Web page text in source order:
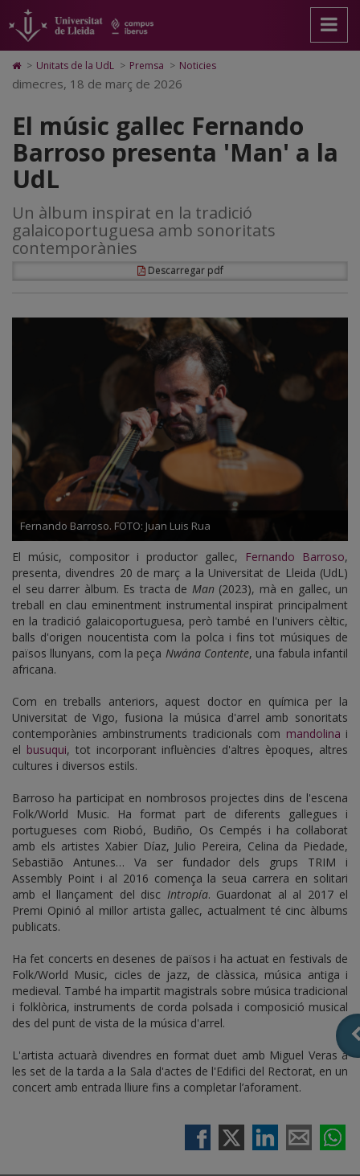
músic
gallec
Fernando
Barroso
presenta
'Man'
la
UdL
pàgina
principal.
Universitat
Lleida
contingut
principal
Mapa
Web.
Universitat
Cerca
Accessibilitat.
Universitat
Lleida
Icono
de
Home
ir
a
la
página
de
inicio
> Unitats de la UdL > Premsa > Noticies
dimecres, 18 de març de 2026
El músic gallec Fernando
Barroso presenta 'Man' a la
UdL
Un àlbum inspirat en la tradició
galaicoportuguesa amb sonoritats
contemporànies
Descarregar pdf
Fernando Barroso. FOTO: Juan Luis Rua
El músic, compositor i productor gallec, Fernando Barroso,
presenta, divendres 20 de març a la Universitat de Lleida (UdL)
el seu darrer àlbum. Es tracta de Man (2023), mà en gallec, un
treball en clau eminentment instrumental inspirat principalment
en la tradició galaicoportuguesa, però també en l'univers cèltic,
balls d'origen noucentista com la polca i fins tot músiques de
països llunyans, com la peça Nwána Contente, una fabula infantil
africana.
Com en treballs anteriors, aquest doctor en química per la
Universitat de Vigo, fusiona la música d'arrel amb sonoritats
contemporànies ambinstruments tradicionals com mandolina i
el busuqui, tot incorporant influències d'altres èpoques, altres
cultures i diversos estils.
Barroso ha participat en nombrosos projectes dins de l'escena
Folk/World Music. Ha format part de diferents gallegues i
portugueses com Riobó, Budiño, Os Cempés i ha col·laborat
amb els artistes Xabier Díaz, Julio Pereira, Celina da Piedade,
Sebastião Antunes… Va ser fundador dels grups TRIM i
Assembly Point i al 2016 comença la seua carrera en solitari
amb el llançament del disc Intropía. Guardonat al al 2017 el
Premi Opinió al millor artista gallec, actualment té cinc àlbums
publicats.
Ha fet concerts en desenes de països i ha actuat en festivals de
Folk/World Music, cicles de jazz, de clàssica, música antiga i
medieval. També ha impartit magistrals sobre música tradicional
i folklòrica, instruments de corda polsada i composició musical
des del punt de vista de la música d'arrel.
L'artista actuarà divendres en format duet amb Miguel Veras a
les set de la tarda a la Sala d'actes de l'Edifici del Rectorat, en un
concert amb entrada lliure fins a completar l’aforament.